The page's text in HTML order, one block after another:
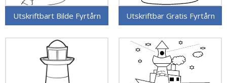
Utskriftbart Bilde Fyrtårn Utskriftbar Gratis Fyrtårn